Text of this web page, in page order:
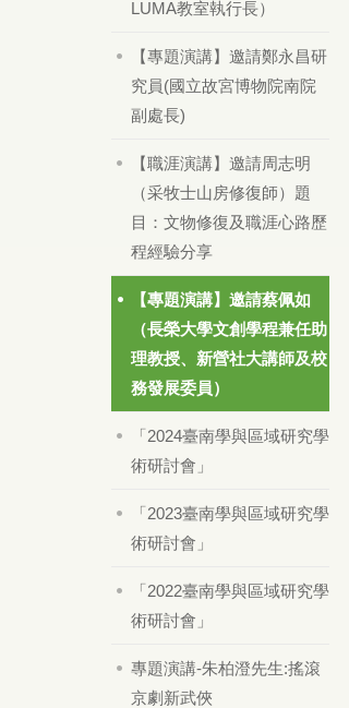
LUMA教室執行長）
【專題演講】邀請鄭永昌研
究員(國立故宮博物院南院
副處長)
【職涯演講】邀請周志明
（采牧士山房修復師）題
目：文物修復及職涯心路歷
程經驗分享
【專題演講】邀請蔡佩如
（長榮大學文創學程兼任助
理教授、新營社大講師及校
務發展委員）
「2024臺南學與區域研究學
術研討會」
「2023臺南學與區域研究學
術研討會」
「2022臺南學與區域研究學
術研討會」
專題演講-朱柏澄先生:搖滾
京劇新武俠